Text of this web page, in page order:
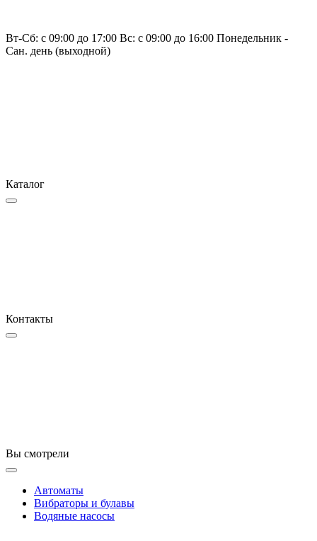
Вт-Сб: с 09:00 до 17:00 Вс: с 09:00 до 16:00 Понедельник -
Сан. день (выходной)
Каталог
Контакты
Вы смотрели
Автоматы
Вибраторы и булавы
Водяные насосы